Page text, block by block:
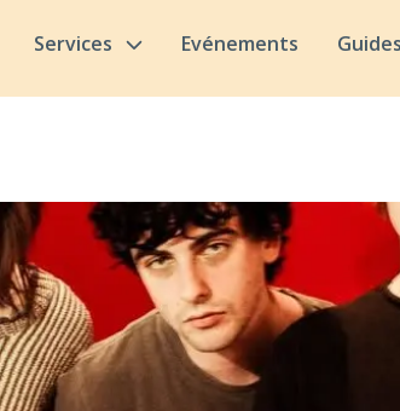
Services Evénements Guides